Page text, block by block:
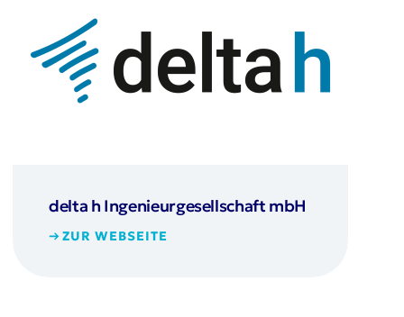
delta h Ingenieurgesellschaft mbH
ZUR WEBSEITE